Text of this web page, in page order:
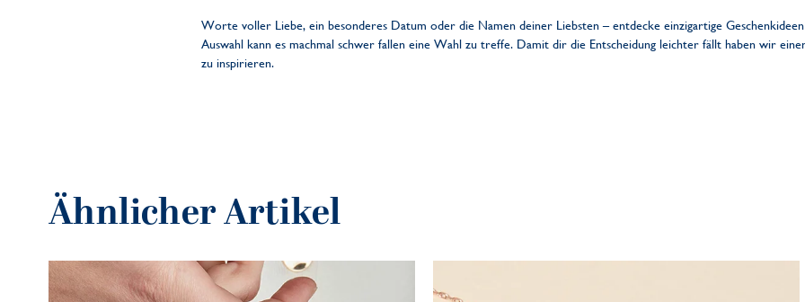
Worte voller Liebe, ein besonderes Datum oder die Namen deiner Liebsten – entdecke einzigartige
Auswahl kann es machmal schwer fallen eine Wahl zu treffe. Damit dir die Entscheidung leichter fällt haben wir
zu inspirieren.
Ähnlicher Artikel